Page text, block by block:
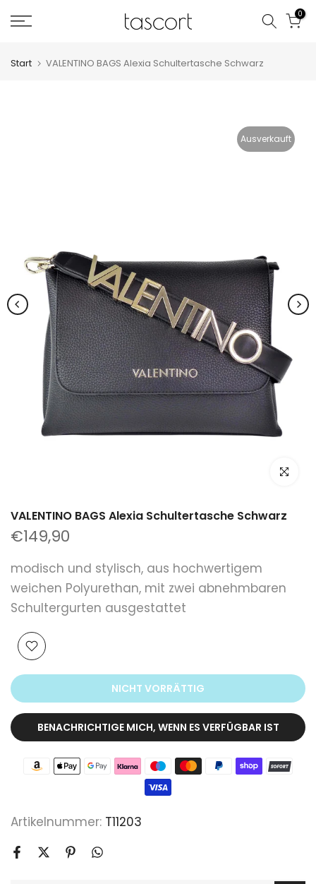
Zum
springen
0
Start VALENTINO BAGS Alexia Schultertasche Schwarz
Ausverkauft
klicken
VALENTINO BAGS Alexia Schultertasche Schwarz
€149,90
modisch und stylisch, aus hochwertigem
weichen Polyurethan, mit zwei abnehmbaren
Schultergurten ausgestattet
NICHT VORRÄTTIG
BENACHRICHTIGE MICH, WENN ES VERFÜGBAR IST
Artikelnummer: T11203